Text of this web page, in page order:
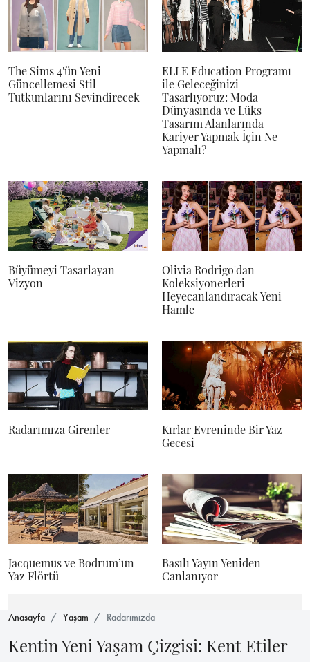
The Sims 4'ün Yeni
Güncellemesi Stil
Tutkunlarını Sevindirecek
ELLE Education Programı
ile Geleceğinizi
Tasarlıyoruz: Moda
Dünyasında ve Lüks
Tasarım Alanlarında
Kariyer Yapmak İçin Ne
Yapmalı?
Büyümeyi Tasarlayan
Vizyon
Olivia Rodrigo'dan
Koleksiyonerleri
Heyecanlandıracak Yeni
Hamle
Radarımıza Girenler
Kırlar Evreninde Bir Yaz
Gecesi
Jacquemus ve Bodrum’un
Yaz Flörtü
Basılı Yayın Yeniden
Canlanıyor
Anasayfa Yaşam Radarımızda
Kentin Yeni Yaşam Çizgisi: Kent Etiler